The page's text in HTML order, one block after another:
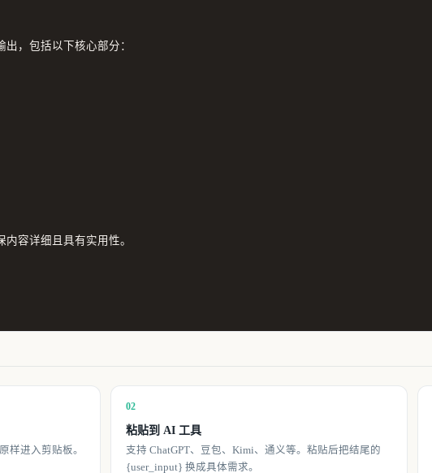
，包括以下核心部分：
容详细且具有实用性。
样进入剪贴板。
02
粘贴到 AI 工具
支持 ChatGPT、豆包、Kimi、通义等。粘贴后把结尾的
{user_input} 换成具体需求。